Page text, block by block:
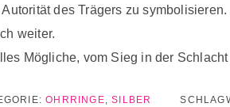
des Trägers zu symbolisieren.
weiter.
Mögliche, vom Sieg in der
OHRRINGE,SILBER